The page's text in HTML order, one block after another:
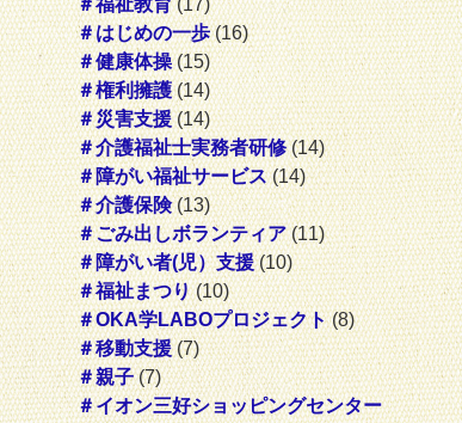
＃福祉教育(17)
＃はじめの一歩(16)
＃健康体操(15)
＃権利擁護(14)
＃災害支援(14)
＃介護福祉士実務者研修(14)
＃障がい福祉サービス(14)
＃介護保険(13)
＃ごみ出しボランティア(11)
＃障がい者(児）支援(10)
＃福祉まつり(10)
＃OKA学LABOプロジェクト(8)
＃移動支援(7)
＃親子(7)
＃イオン三好ショッピングセンター